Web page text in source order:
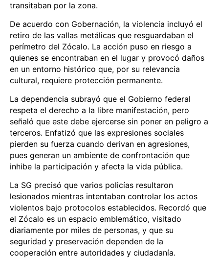
transitaban por la zona.
De acuerdo con Gobernación, la violencia incluyó el
retiro de las vallas metálicas que resguardaban el
perímetro del Zócalo. La acción puso en riesgo a
quienes se encontraban en el lugar y provocó daños
en un entorno histórico que, por su relevancia
cultural, requiere protección permanente.
La dependencia subrayó que el Gobierno federal
respeta el derecho a la libre manifestación, pero
señaló que este debe ejercerse sin poner en peligro a
terceros. Enfatizó que las expresiones sociales
pierden su fuerza cuando derivan en agresiones,
pues generan un ambiente de confrontación que
inhibe la participación y afecta la vida pública.
La SG precisó que varios policías resultaron
lesionados mientras intentaban controlar los actos
violentos bajo protocolos establecidos. Recordó que
el Zócalo es un espacio emblemático, visitado
diariamente por miles de personas, y que su
seguridad y preservación dependen de la
cooperación entre autoridades y ciudadanía.